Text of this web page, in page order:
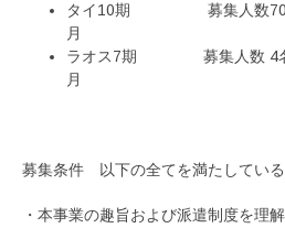
タイ10期 募集人数70名
月
ラオス7期 募集人数 4名
月
募集条件 以下の全てを満たしている
・本事業の趣旨および派遣制度を理